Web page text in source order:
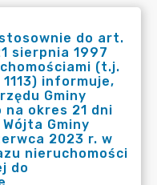
do art.
sierpnia 1997
(t.j.
informuje,
Gminy
na okres 21 dni
Gminy
2023 r. w
nieruchomości
do